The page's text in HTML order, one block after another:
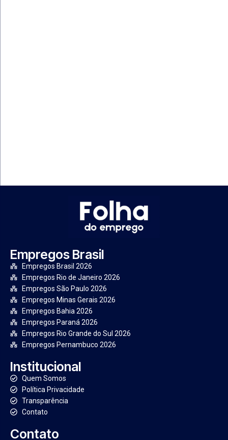
Empregos Brasil
Empregos Brasil 2026
Empregos Rio de Janeiro 2026
Empregos São Paulo 2026
Empregos Minas Gerais 2026
Empregos Bahia 2026
Empregos Paraná 2026
Empregos Rio Grande do Sul 2026
Empregos Pernambuco 2026
Institucional
Quem Somos
Política Privacidade
Transparência
Contato
Contato